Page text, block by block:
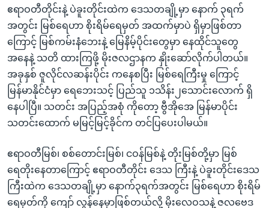
ရန်
ရှာဖွေ
ရန်
နေရာ
သို့
ကျော်
ရန်
ဘာသာစကားများ
ဧရာဝတီတိုင်းနဲ့ ပဲခူးတိုင်းထဲက ဒေသတချို့မှာ နောက် ၃ရက်
အတွင်း မြစ်ရေဟာ စိုးရိမ်ရေမှတ် အထက်မှာပဲ ရှိမှာဖြစ်တာ
ကြောင့် မြစ်ကမ်းနံဘေးနဲ့ မြေနိမ့်ပိုင်းတွေမှာ နေထိုင်သူတွေ
အနေနဲ့ သတိ ထားကြဖို့ မိုးဇလဌာနက နှိုးဆော်လိုက်ပါတယ်။
အခုနှစ် ဇူလိုင်လဆန်းပိုင်း ကနေစပြီး မြစ်ရေကြီးမှု ကြောင့်
မြန်မာနိုင်ငံမှာ ရေဘေးသင့် ပြည်သူ ၁သိန်း၂သောင်းလောက် ရှိ
နေပါပြီ။ သတင်း အပြည့်အစုံ ကိုတော့ ဗွီအိုအေ မြန်မာပိုင်း
သတင်းထောက် မမြင့်မြင့်ခိုင်က တင်ပြပေးပါမယ်။
ဧရာဝတီမြစ်၊ စစ်တောင်းမြစ်၊ ငဝန်မြစ်နဲ့ တိုးမြစ်တို့မှာ မြစ်
ရေတိုးနေတာကြောင့် ဧရာဝတီတိုင်း ဒေသ ကြီးနဲ့ ပဲခူးတိုင်းဒေသ
ကြီးထဲက ဒေသတချို့မှာ နောက်၃ရက်အတွင်း မြစ်ရေဟာ စိုးရိမ်
ရေမှတ်ကို ကျော် လွန်နေမှာဖြစ်တယ်လို့ မိုးလေဝသနဲ့ ဇလဗေဒ